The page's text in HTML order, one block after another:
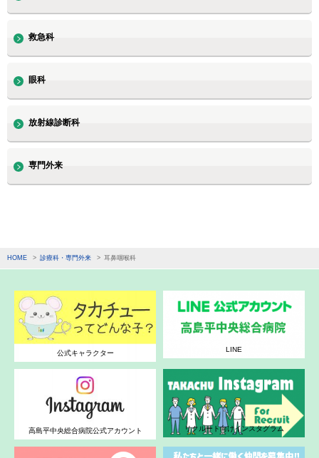
救急科
眼科
放射線診断科
専門外来
HOME 診療科・専門外来 耳鼻咽喉科
公式キャラクター LINE
高島平中央総合病院公式アカウント リクルート向けインスタグラム